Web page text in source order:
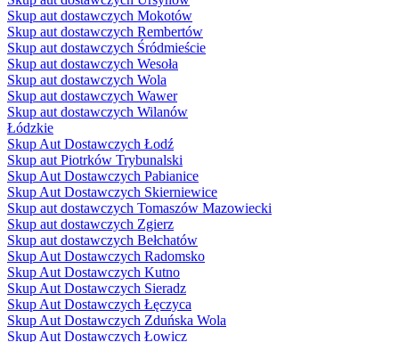
Skup aut dostawczych Mokotów
Skup aut dostawczych Rembertów
Skup aut dostawczych Śródmieście
Skup aut dostawczych Wesoła
Skup aut dostawczych Wola
Skup aut dostawczych Wawer
Skup aut dostawczych Wilanów
Łódzkie
Skup Aut Dostawczych Łodź
Skup aut Piotrków Trybunalski
Skup Aut Dostawczych Pabianice
Skup Aut Dostawczych Skierniewice
Skup aut dostawczych Tomaszów Mazowiecki
Skup aut dostawczych Zgierz
Skup aut dostawczych Bełchatów
Skup Aut Dostawczych Radomsko
Skup Aut Dostawczych Kutno
Skup Aut Dostawczych Sieradz
Skup Aut Dostawczych Łęczyca
Skup Aut Dostawczych Zduńska Wola
Skup Aut Dostawczych Łowicz